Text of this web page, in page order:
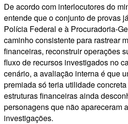
De acordo com interlocutores do
entende que o conjunto de provas
Polícia Federal e à Procuradoria-
caminho consistente para rastrear
financeiras, reconstruir operações
fluxo de recursos investigados no
cenário, a avaliação interna é que
premiada só teria utilidade
estruturas financeiras ainda
personagens que não apareceram
investigações.